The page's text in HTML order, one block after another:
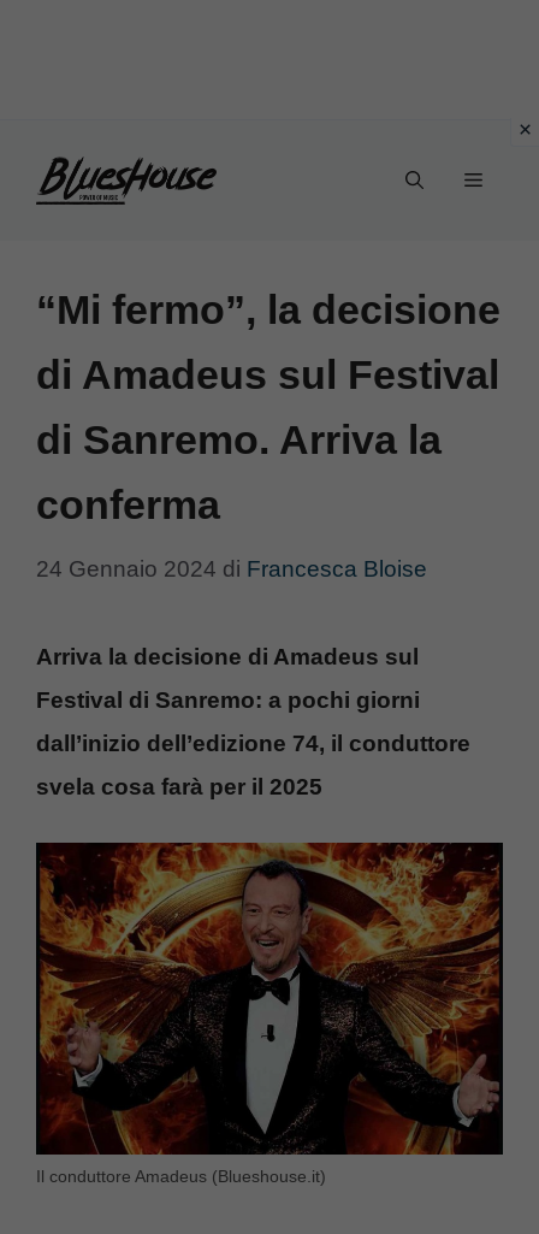
Menu
“Mi fermo”, la decisione
di Amadeus sul Festival
di Sanremo. Arriva la
conferma
24 Gennaio 2024 di Francesca Bloise
Arriva la decisione di Amadeus sul
Festival di Sanremo: a pochi giorni
dall’inizio dell’edizione 74, il conduttore
svela cosa farà per il 2025
Il conduttore Amadeus (Blueshouse.it)